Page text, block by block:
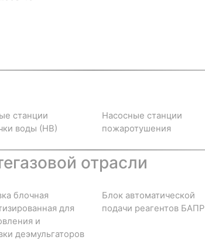
станции
воды (НВ)
Насосные станции
пожаротушения
отрасли
блочная
для
и
деэмульгаторов
Блок автоматической
подачи реагентов БАПР